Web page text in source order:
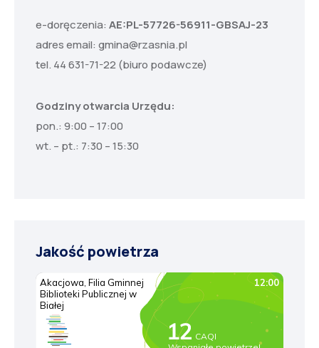
e-doręczenia: AE:PL-57726-56911-GBSAJ-23
adres email: gmina@rzasnia.pl
tel. 44 631-71-22 (biuro podawcze)
Godziny otwarcia Urzędu:
pon.: 9:00 – 17:00
wt. – pt.: 7:30 – 15:30
Jakość powietrza